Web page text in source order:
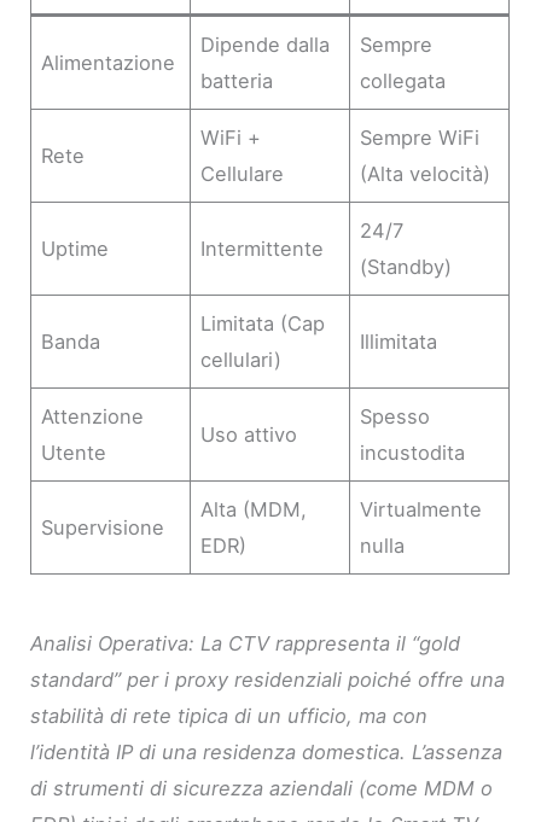
Alimentazione
Dipende dalla
batteria
Sempre
collegata
Rete
WiFi +
Cellulare
Sempre WiFi
(Alta velocità)
Uptime Intermittente
24/7
(Standby)
Banda
Limitata (Cap
cellulari)
Illimitata
Attenzione
Utente
Uso attivo
Spesso
incustodita
Supervisione
Alta (MDM,
EDR)
Virtualmente
nulla
Analisi Operativa: La CTV rappresenta il “gold
standard” per i proxy residenziali poiché offre una
stabilità di rete tipica di un ufficio, ma con
l’identità IP di una residenza domestica. L’assenza
di strumenti di sicurezza aziendali (come MDM o